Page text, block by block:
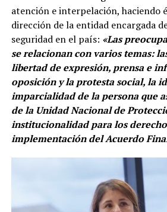
atención e interpelación, haciendo
dirección de la entidad encargada
seguridad en el país: «Las
se relacionan con varios temas:
libertad de expresión, prensa e
oposición y la protesta social, la
imparcialidad de la persona que
de la Unidad Nacional de
institucionalidad para los
implementación del Acuerdo